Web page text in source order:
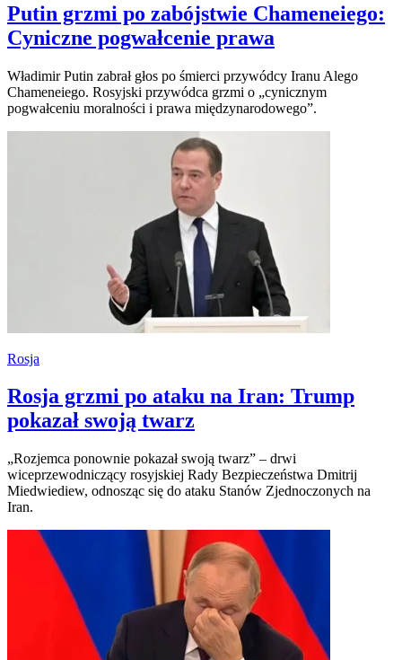
Putin grzmi po zabójstwie Chameneiego:
Cyniczne pogwałcenie prawa
Władimir Putin zabrał głos po śmierci przywódcy Iranu Alego
Chameneiego. Rosyjski przywódca grzmi o „cynicznym
pogwałceniu moralności i prawa międzynarodowego”.
Rosja
Rosja grzmi po ataku na Iran: Trump
pokazał swoją twarz
„Rozjemca ponownie pokazał swoją twarz” – drwi
wiceprzewodniczący rosyjskiej Rady Bezpieczeństwa Dmitrij
Miedwiediew, odnosząc się do ataku Stanów Zjednoczonych na
Iran.